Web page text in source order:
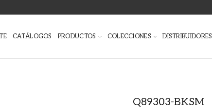
CATÁLOGOS PRODUCTOS COLECCIONES DISTRIBUIDORES
Q89303-BKSM